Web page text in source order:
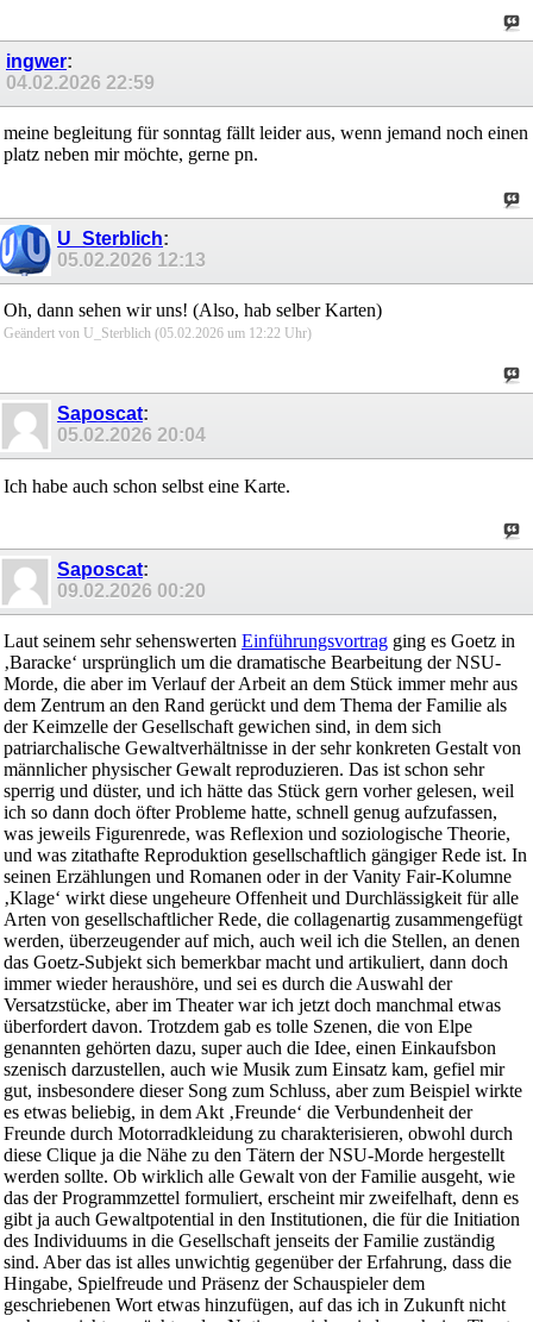
ingwer:
04.02.2026 22:59
meine begleitung für sonntag fällt leider aus, wenn jemand noch einen
platz neben mir möchte, gerne pn.
U_Sterblich:
05.02.2026 12:13
Oh, dann sehen wir uns! (Also, hab selber Karten)
Geändert von U_Sterblich (05.02.2026 um 12:22 Uhr)
Saposcat:
05.02.2026 20:04
Ich habe auch schon selbst eine Karte.
Saposcat:
09.02.2026 00:20
Laut seinem sehr sehenswerten Einführungsvortrag ging es Goetz in
‚Baracke‘ ursprünglich um die dramatische Bearbeitung der NSU-
Morde, die aber im Verlauf der Arbeit an dem Stück immer mehr aus
dem Zentrum an den Rand gerückt und dem Thema der Familie als
der Keimzelle der Gesellschaft gewichen sind, in dem sich
patriarchalische Gewaltverhältnisse in der sehr konkreten Gestalt von
männlicher physischer Gewalt reproduzieren. Das ist schon sehr
sperrig und düster, und ich hätte das Stück gern vorher gelesen, weil
ich so dann doch öfter Probleme hatte, schnell genug aufzufassen,
was jeweils Figurenrede, was Reflexion und soziologische Theorie,
und was zitathafte Reproduktion gesellschaftlich gängiger Rede ist. In
seinen Erzählungen und Romanen oder in der Vanity Fair-Kolumne
‚Klage‘ wirkt diese ungeheure Offenheit und Durchlässigkeit für alle
Arten von gesellschaftlicher Rede, die collagenartig zusammengefügt
werden, überzeugender auf mich, auch weil ich die Stellen, an denen
das Goetz-Subjekt sich bemerkbar macht und artikuliert, dann doch
immer wieder heraushöre, und sei es durch die Auswahl der
Versatzstücke, aber im Theater war ich jetzt doch manchmal etwas
überfordert davon. Trotzdem gab es tolle Szenen, die von Elpe
genannten gehörten dazu, super auch die Idee, einen Einkaufsbon
szenisch darzustellen, auch wie Musik zum Einsatz kam, gefiel mir
gut, insbesondere dieser Song zum Schluss, aber zum Beispiel wirkte
es etwas beliebig, in dem Akt ‚Freunde‘ die Verbundenheit der
Freunde durch Motorradkleidung zu charakterisieren, obwohl durch
diese Clique ja die Nähe zu den Tätern der NSU-Morde hergestellt
werden sollte. Ob wirklich alle Gewalt von der Familie ausgeht, wie
das der Programmzettel formuliert, erscheint mir zweifelhaft, denn es
gibt ja auch Gewaltpotential in den Institutionen, die für die Initiation
des Individuums in die Gesellschaft jenseits der Familie zuständig
sind. Aber das ist alles unwichtig gegenüber der Erfahrung, dass die
Hingabe, Spielfreude und Präsenz der Schauspieler dem
geschriebenen Wort etwas hinzufügen, auf das ich in Zukunft nicht